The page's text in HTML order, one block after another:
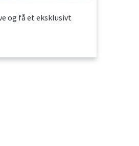
og få et eksklusivt